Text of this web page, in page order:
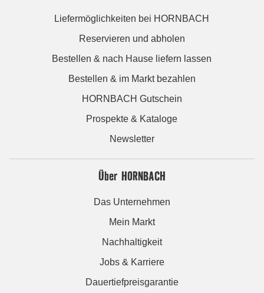
Liefermöglichkeiten bei HORNBACH
Reservieren und abholen
Bestellen & nach Hause liefern lassen
Bestellen & im Markt bezahlen
HORNBACH Gutschein
Prospekte & Kataloge
Newsletter
Über HORNBACH
Das Unternehmen
Mein Markt
Nachhaltigkeit
Jobs & Karriere
Dauertiefpreisgarantie